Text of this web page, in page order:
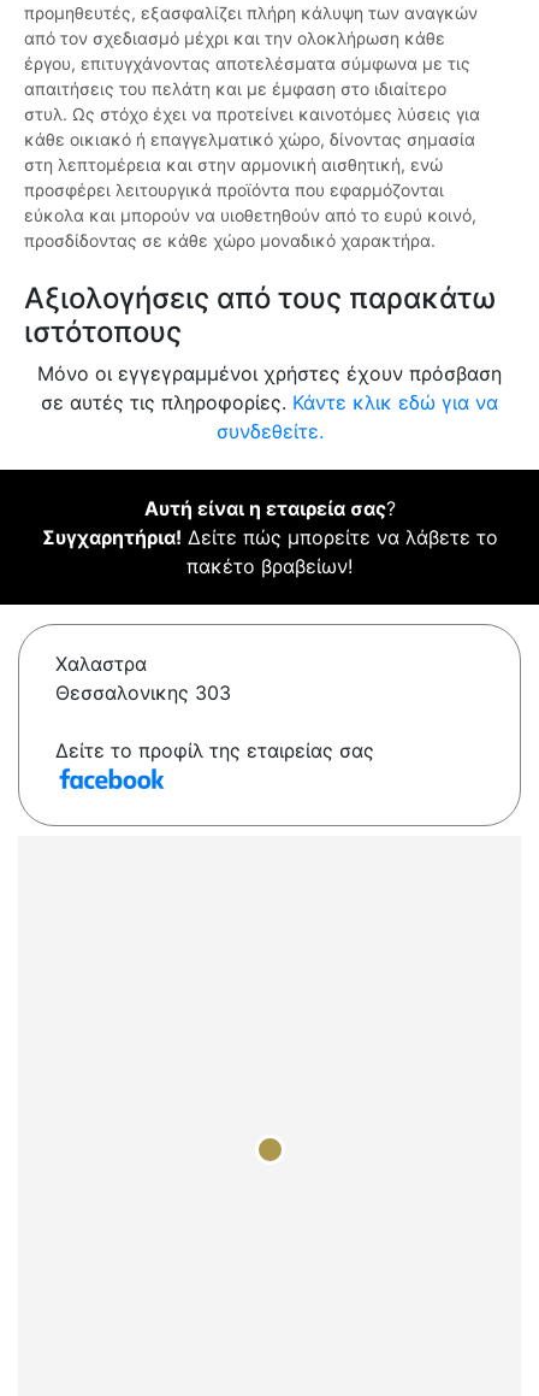
προμηθευτές, εξασφαλίζει πλήρη κάλυψη των αναγκών
από τον σχεδιασμό μέχρι και την ολοκλήρωση κάθε
έργου, επιτυγχάνοντας αποτελέσματα σύμφωνα με τις
απαιτήσεις του πελάτη και με έμφαση στο ιδιαίτερο
στυλ. Ως στόχο έχει να προτείνει καινοτόμες λύσεις για
κάθε οικιακό ή επαγγελματικό χώρο, δίνοντας σημασία
στη λεπτομέρεια και στην αρμονική αισθητική, ενώ
προσφέρει λειτουργικά προϊόντα που εφαρμόζονται
εύκολα και μπορούν να υιοθετηθούν από το ευρύ κοινό,
προσδίδοντας σε κάθε χώρο μοναδικό χαρακτήρα.
Αξιολογήσεις από τους παρακάτω
ιστότοπους
Μόνο οι εγγεγραμμένοι χρήστες έχουν πρόσβαση
σε αυτές τις πληροφορίες. Κάντε κλικ εδώ για να
συνδεθείτε.
Αυτή είναι η εταιρεία σας?
Συγχαρητήρια! Δείτε πώς μπορείτε να λάβετε το
πακέτο βραβείων!
Χαλαστρα
Θεσσαλονικης 303
Δείτε το προφίλ της εταιρείας σας